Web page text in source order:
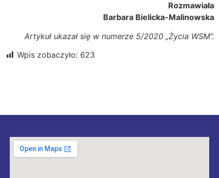
Rozmawiała
Barbara Bielicka-Malinowska
Artykuł ukazał się w numerze 5/2020 „Życia WSM”.
Wpis zobaczyło: 623